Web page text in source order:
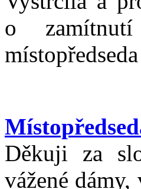
o
Děkuji za
vážené